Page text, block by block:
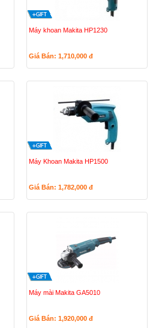
Máy khoan Makita HP1230
Giá Bán: 1,710,000 đ
Máy Khoan Makita HP1500
Giá Bán: 1,782,000 đ
Máy mài Makita GA5010
Giá Bán: 1,920,000 đ